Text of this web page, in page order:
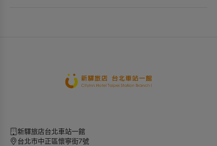
新驛旅店台北車站一館
台北市中正區懷寧街7號